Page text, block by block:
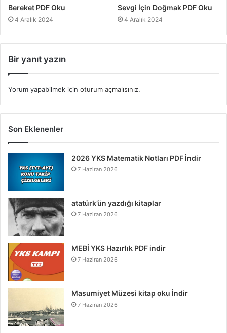
Bereket PDF Oku
4 Aralık 2024
Sevgi İçin Doğmak PDF Oku
4 Aralık 2024
Bir yanıt yazın
Yorum yapabilmek için oturum açmalısınız.
Son Eklenenler
2026 YKS Matematik Notları PDF İndir
7 Haziran 2026
atatürk’ün yazdığı kitaplar
7 Haziran 2026
MEBİ YKS Hazırlık PDF indir
7 Haziran 2026
Masumiyet Müzesi kitap oku İndir
7 Haziran 2026